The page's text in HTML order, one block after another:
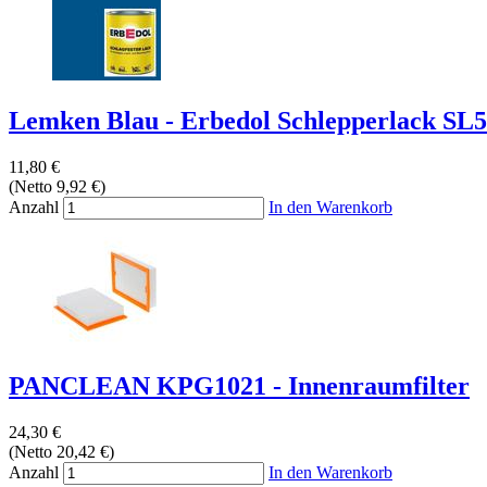
Lemken Blau - Erbedol Schlepperlack
11,80 €
(Netto 9,92 €)
Anzahl
In den Warenkorb
PANCLEAN KPG1021 - Innenraumfilter
24,30 €
(Netto 20,42 €)
Anzahl
In den Warenkorb